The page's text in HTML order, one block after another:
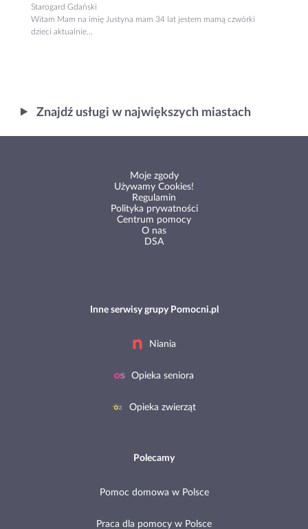
Starogard Gdański
Witam Mam na imię Justyna mam 34 lat jestem mamą czwórki
dzieci aktualnie...
Znajdź usługi w największych miastach
Moje zgody
Używamy Cookies!
Regulamin
Polityka prywatności
Centrum pomocy
O nas
DSA
Inne serwisy grupy Pomocni.pl
Niania
Opieka seniora
Opieka zwierząt
Polecamy
Pomoc domowa w Polsce
Praca dla pomocy w Polsce